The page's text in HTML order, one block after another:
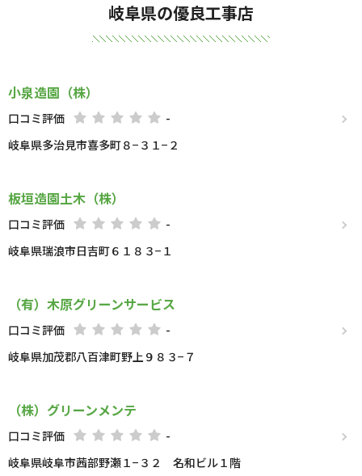
岐阜県の優良工事店
小泉造園（株）
口コミ評価
-
岐阜県多治見市喜多町８−３１−２
板垣造園土木（株）
口コミ評価
-
岐阜県瑞浪市日吉町６１８３−１
（有）木原グリーンサービス
口コミ評価
-
岐阜県加茂郡八百津町野上９８３−７
（株）グリーンメンテ
口コミ評価
-
岐阜県岐阜市茜部野瀬１−３２ 名和ビル１階